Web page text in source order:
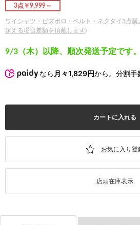
3点￥9,999～
ワイシャツ・ビズポロ・ベルト・ネクタイ3点
超える場合差額を頂戴します)
9/3（木）以降、順次発送予定です。
なら 月々1,829円から。分割手
カートに入れる
店頭在庫表示